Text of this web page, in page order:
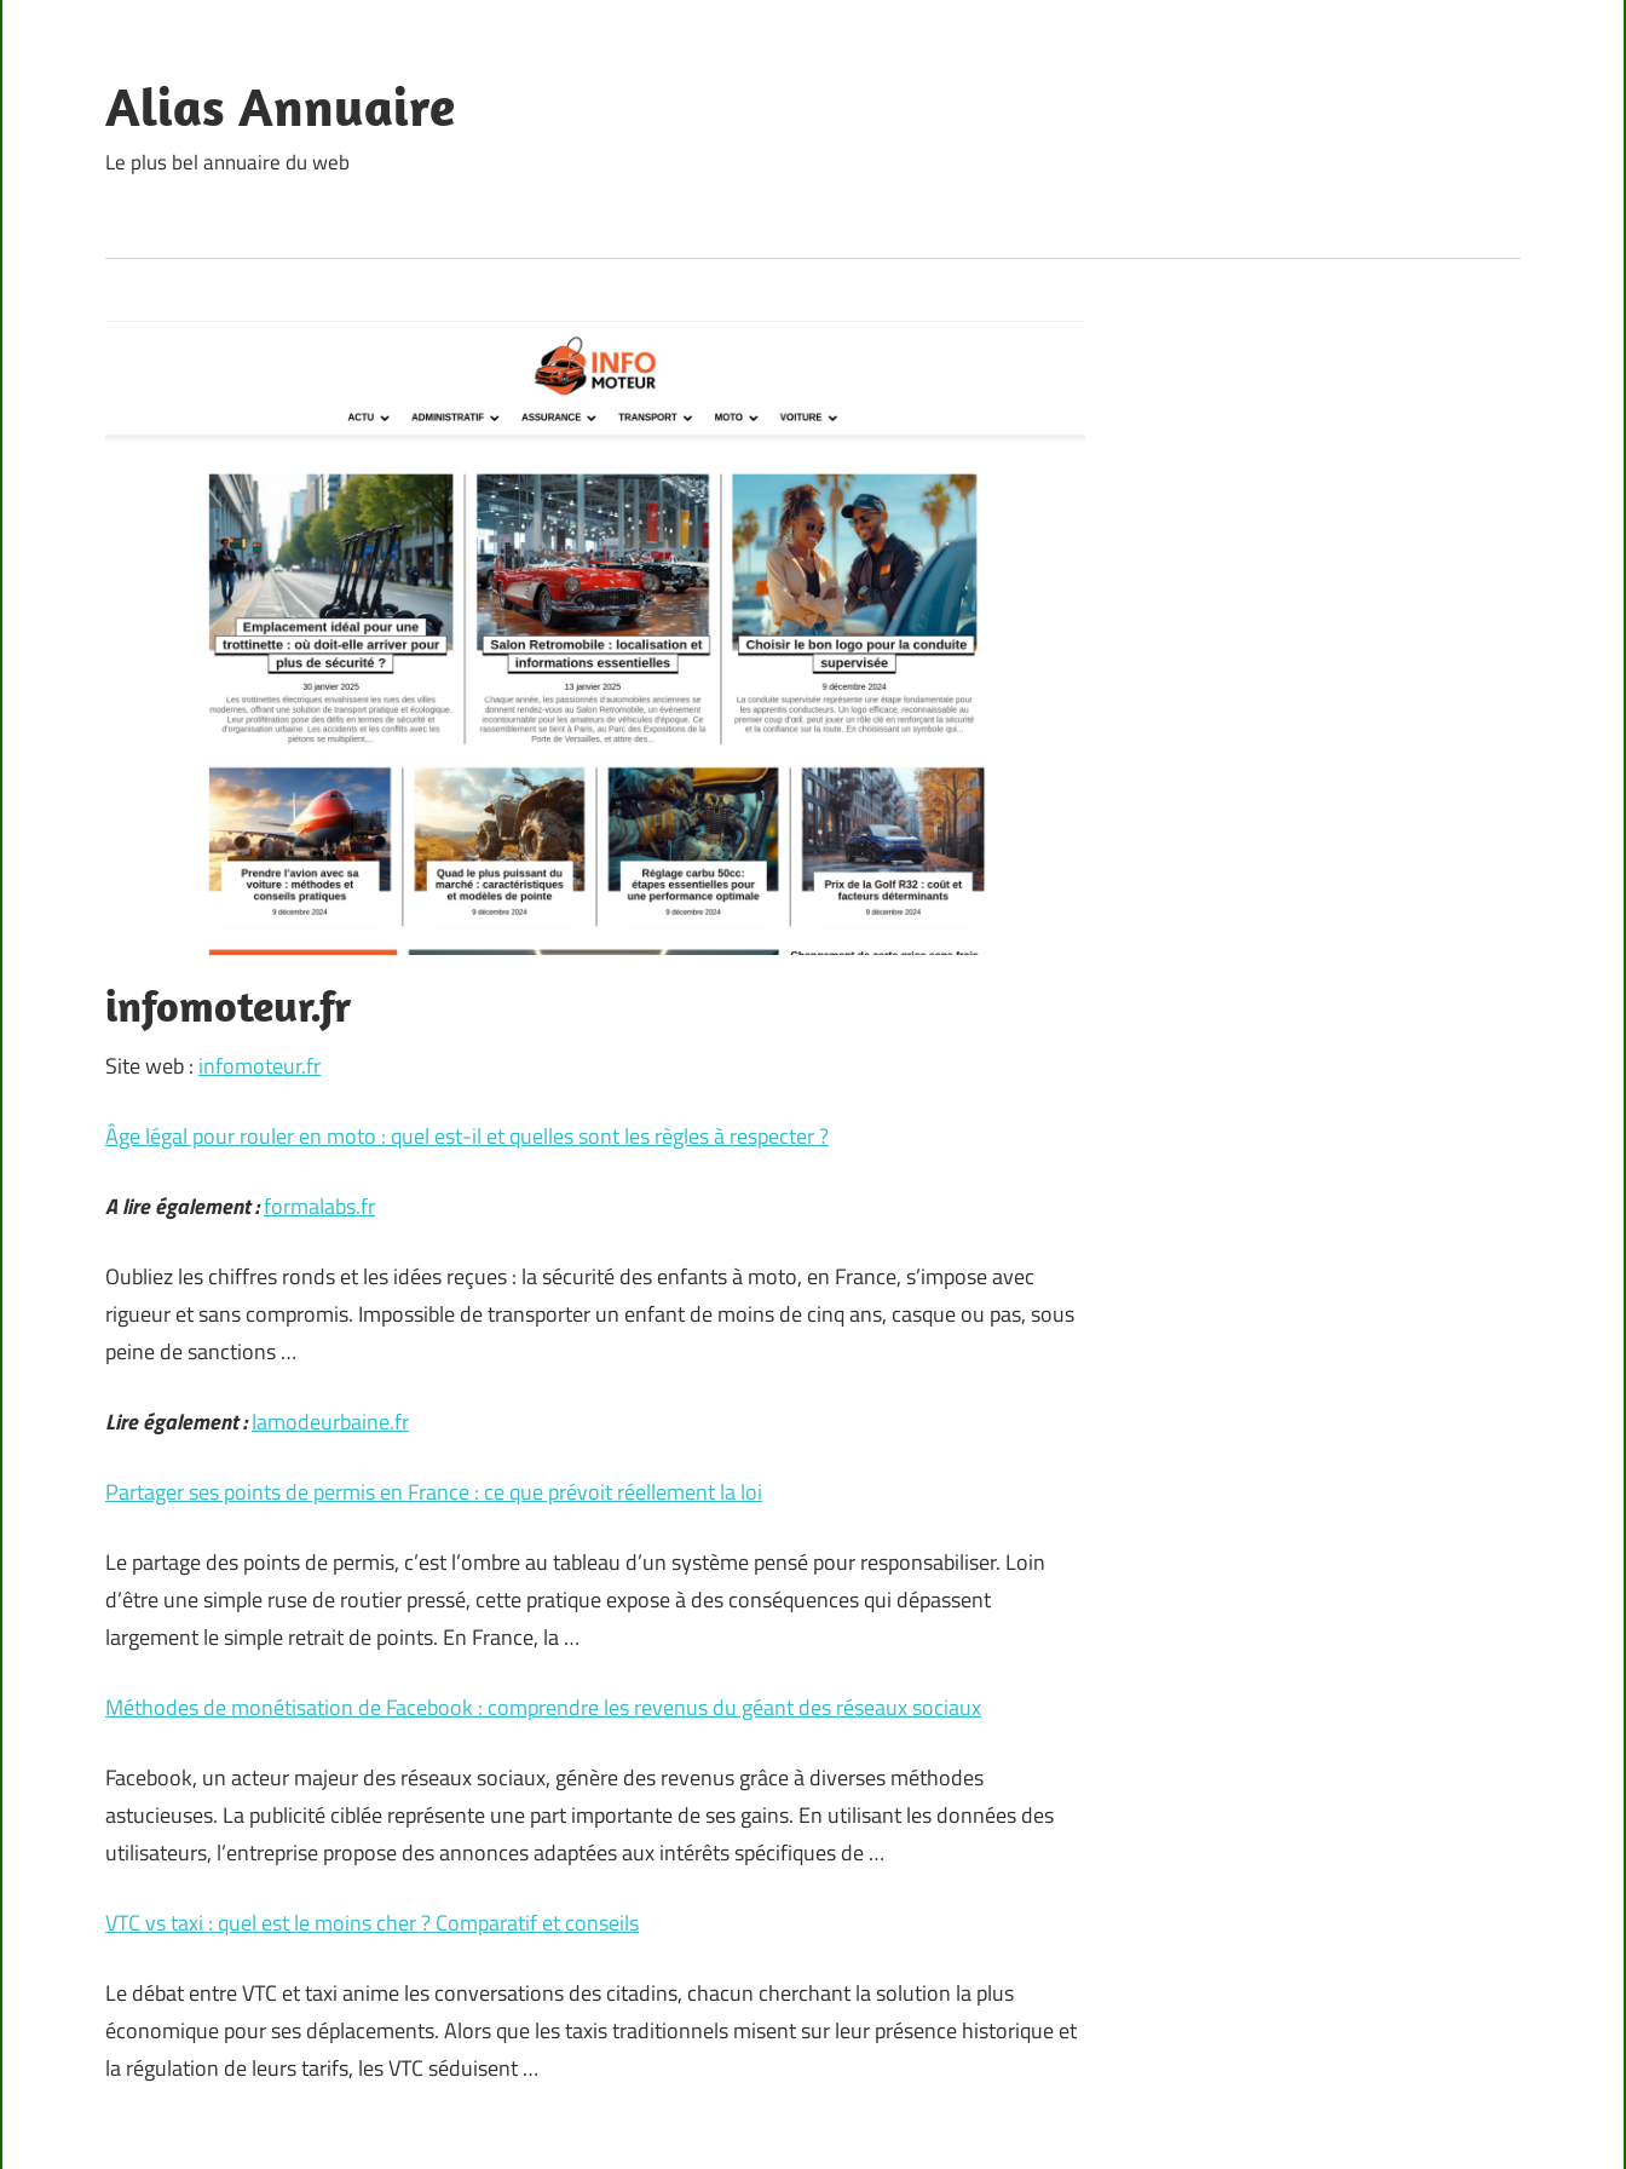
content
Alias Annuaire
Le plus bel annuaire du web
infomoteur.fr
Site web : infomoteur.fr
Âge légal pour rouler en moto : quel est-il et quelles sont les règles à respecter ?
A lire également :formalabs.fr
Oubliez les chiffres ronds et les idées reçues : la sécurité des enfants à moto, en France, s’impose avec
rigueur et sans compromis. Impossible de transporter un enfant de moins de cinq ans, casque ou pas, sous
peine de sanctions …
Lire également :lamodeurbaine.fr
Partager ses points de permis en France : ce que prévoit réellement la loi
Le partage des points de permis, c’est l’ombre au tableau d’un système pensé pour responsabiliser. Loin
d’être une simple ruse de routier pressé, cette pratique expose à des conséquences qui dépassent
largement le simple retrait de points. En France, la …
Méthodes de monétisation de Facebook : comprendre les revenus du géant des réseaux sociaux
Facebook, un acteur majeur des réseaux sociaux, génère des revenus grâce à diverses méthodes
astucieuses. La publicité ciblée représente une part importante de ses gains. En utilisant les données des
utilisateurs, l’entreprise propose des annonces adaptées aux intérêts spécifiques de …
VTC vs taxi : quel est le moins cher ? Comparatif et conseils
Le débat entre VTC et taxi anime les conversations des citadins, chacun cherchant la solution la plus
économique pour ses déplacements. Alors que les taxis traditionnels misent sur leur présence historique et
la régulation de leurs tarifs, les VTC séduisent …